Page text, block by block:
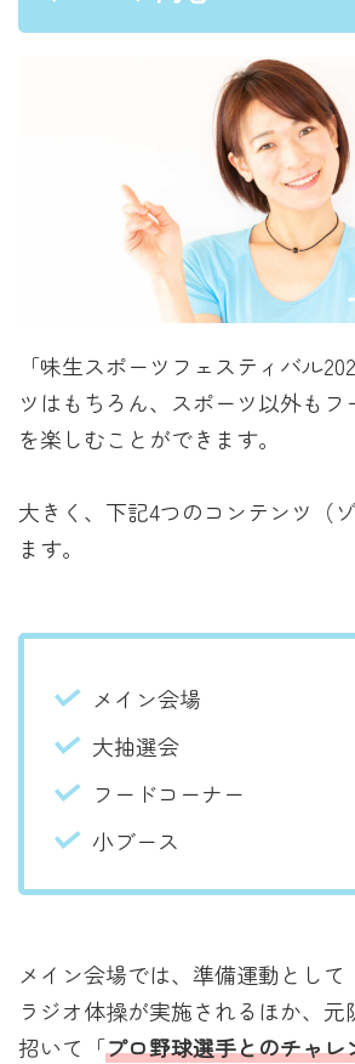
「味生スポーツフェスティバル
ツはもちろん、スポーツ以外も
を楽しむことができます。
大きく、下記4つのコンテンツ（
ます。
メイン会場
大抽選会
フードコーナー
小ブース
メイン会場では、準備運動として
ラジオ体操が実施されるほか、元
招いて「プロ野球選手とのチャレ